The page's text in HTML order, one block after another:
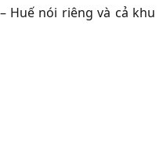
Huế nói riêng và cả khu